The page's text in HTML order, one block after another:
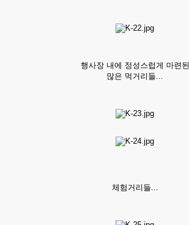
행사장 내에 정성스럽게 마련된
많은 먹거리들...
체험거리들...